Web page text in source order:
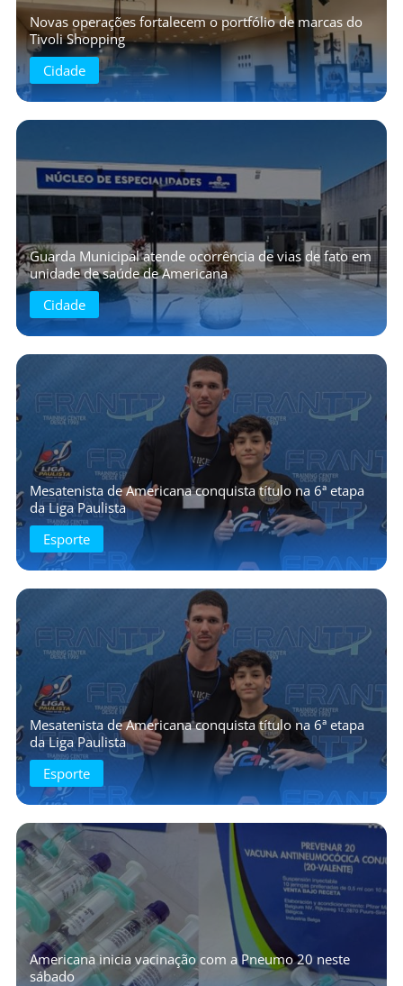
Novas operações fortalecem o portfólio de marcas do
Tivoli Shopping
Cidade
Guarda Municipal atende ocorrência de vias de fato em
unidade de saúde de Americana
Cidade
Mesatenista de Americana conquista título na 6ª etapa
da Liga Paulista
Esporte
Mesatenista de Americana conquista título na 6ª etapa
da Liga Paulista
Esporte
Americana inicia vacinação com a Pneumo 20 neste
sábado